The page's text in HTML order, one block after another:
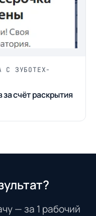
С ЗУБОТЕХ-
счёт раскрытия
— за 1 рабочий